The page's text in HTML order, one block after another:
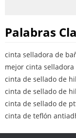
Palabras
cinta selladora de
mejor cinta selladora
cinta de sellado de
cinta de sellado de
cinta de sellado de
cinta de teflón